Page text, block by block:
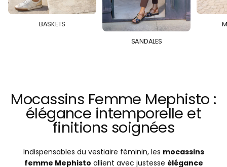
BASKETS
SANDALES
Mocassins Femme Mephisto :
élégance intemporelle et
finitions soignées
Indispensables du vestiaire féminin, les mocassins
femme Mephisto allient avec justesse élégance